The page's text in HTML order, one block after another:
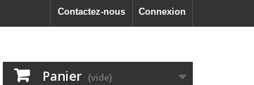
Connexion
Contactez-nous
Panier (vide)